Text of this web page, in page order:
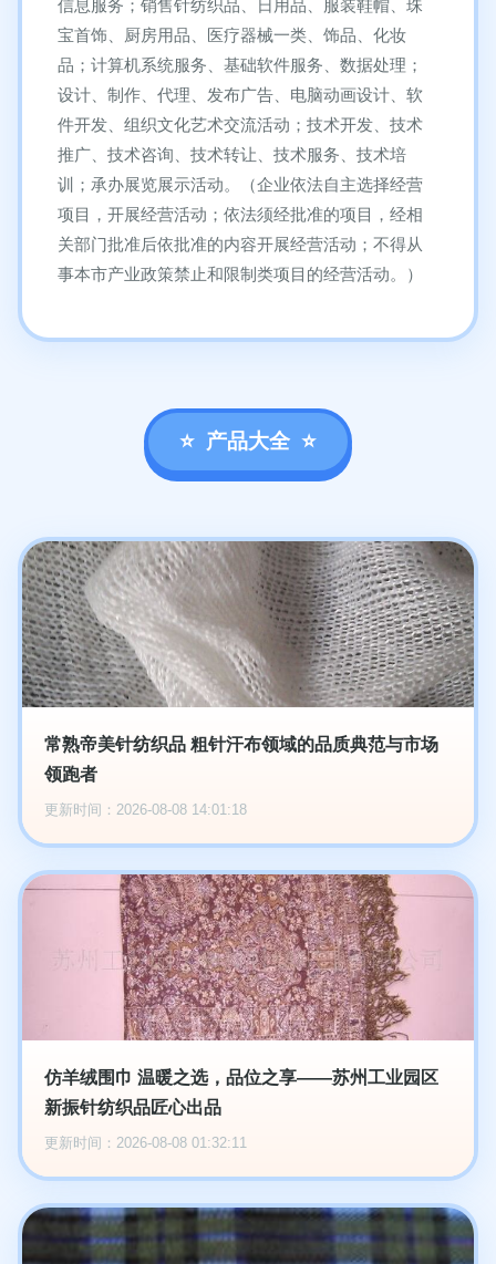
信息服务；销售针纺织品、日用品、服装鞋帽、珠
宝首饰、厨房用品、医疗器械一类、饰品、化妆
品；计算机系统服务、基础软件服务、数据处理；
设计、制作、代理、发布广告、电脑动画设计、软
件开发、组织文化艺术交流活动；技术开发、技术
推广、技术咨询、技术转让、技术服务、技术培
训；承办展览展示活动。（企业依法自主选择经营
项目，开展经营活动；依法须经批准的项目，经相
关部门批准后依批准的内容开展经营活动；不得从
事本市产业政策禁止和限制类项目的经营活动。）
产品大全
常熟帝美针纺织品 粗针汗布领域的品质典范与市场
领跑者
更新时间：2026-08-08 14:01:18
仿羊绒围巾 温暖之选，品位之享——苏州工业园区
新振针纺织品匠心出品
更新时间：2026-08-08 01:32:11